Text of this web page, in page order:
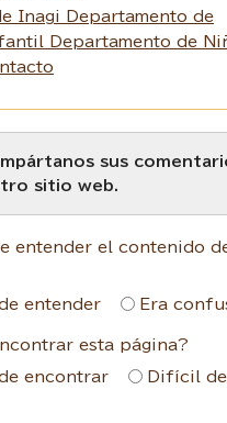
Inagi Departamento de
Departamento de
sus
sitio web.
entender el contenido
entender Era
esta página?
encontrar
Difícil de